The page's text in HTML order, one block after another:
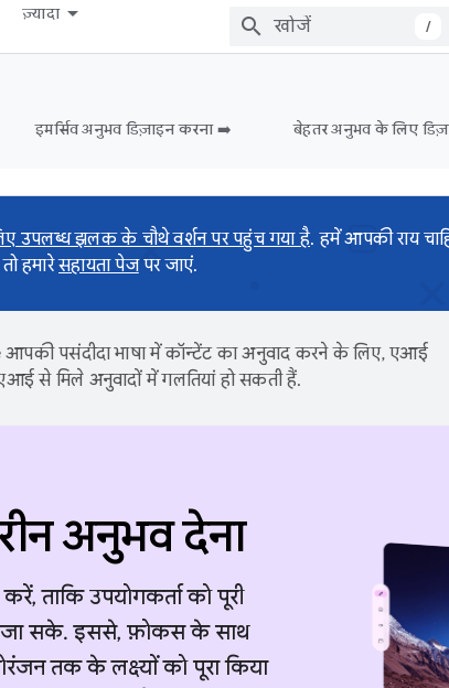
ज़्यादा
/
इमर्सिव अनुभव डिज़ाइन करना ➡️ बेहतर अनुभव के लिए
उपलब्ध झलक के चौथे वर्शन पर पहुंच गया है. हमें आपकी राय
हमारेसहायता पेजपर जाएं.
पसंदीदा भाषा में कॉन्टेंट का अनुवाद करने के लिए, एआई
से मिले अनुवादों में गलतियां हो सकती हैं.
अनुभव देना
ताकि उपयोगकर्ता को पूरी
जा सके. इससे, फ़ोकस के साथ
तक के लक्ष्यों को पूरा किया